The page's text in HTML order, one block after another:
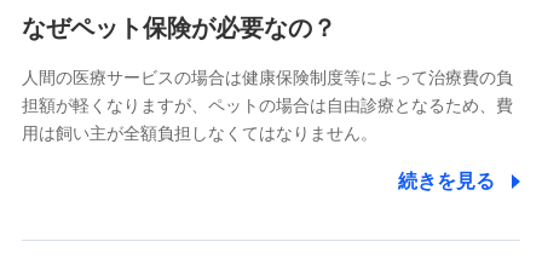
郵便、電話、およびＥメール等により、当社と取引のあるも
しくは委託を受けている保険会社・提携会社の保険その他に
た維持管理等の委託業務遂行のため、またそれらに付帯、関
連する当社および提携会社のサービスを案内、提供するため
（なお、当社は複数の保険会社と取引があり、取得した個人
情報を取引のある他の保険会社の商品・サービスをご提案す
るために利用させていただくことがあります。）
上記に係る連絡・手続き・管理等付帯業務を行うため
なぜペット保険が必要なの？
人間の医療サービスの場合は健康保険制度等によって治療費の負
担額が軽くなりますが、ペットの場合は自由診療となるため、費
用は飼い主が全額負担しなくてはなりません。
続きを見る